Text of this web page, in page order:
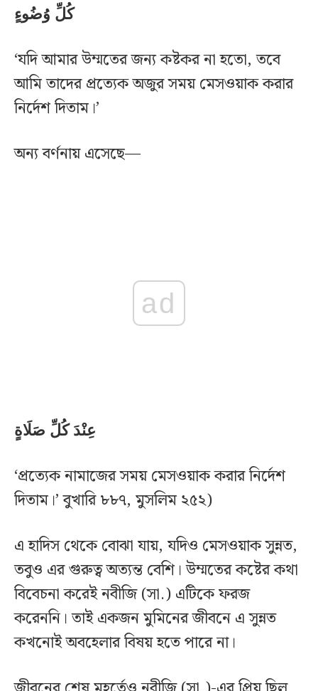
كُلِّ وُضُوءٍ
‘যদি আমার উম্মতের জন্য কষ্টকর না হতো, তবে
আমি তাদের প্রত্যেক অজুর সময় মেসওয়াক করার
নির্দেশ দিতাম।’
অন্য বর্ণনায় এসেছে—
ad
عِنْدَ كُلِّ صَلَاةٍ
‘প্রত্যেক নামাজের সময় মেসওয়াক করার নির্দেশ
দিতাম।’ বুখারি ৮৮৭, মুসলিম ২৫২)
এ হাদিস থেকে বোঝা যায়, যদিও মেসওয়াক সুন্নত,
তবুও এর গুরুত্ব অত্যন্ত বেশি। উম্মতের কষ্টের কথা
বিবেচনা করেই নবীজি (সা.) এটিকে ফরজ
করেননি। তাই একজন মুমিনের জীবনে এ সুন্নত
কখনোই অবহেলার বিষয় হতে পারে না।